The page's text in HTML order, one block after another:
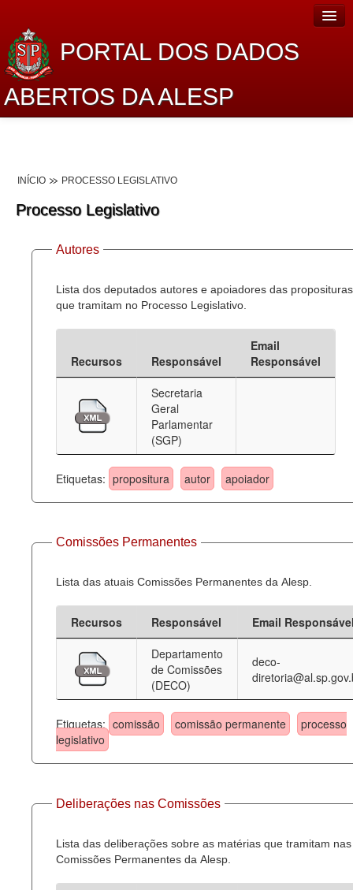
PORTAL DOS DADOS
ABERTOS DA ALESP
Lei de Acesso à Informação
Dados Governamentais Abertos
Planejamento
Catálogo de dados
Deputados Estaduais
Administração
Agenda
Perguntas frequentes
Contato
INÍCIO PROCESSO LEGISLATIVO
Processo Legislativo
Autores
Lista dos deputados autores e apoiadores das proposituras
que tramitam no Processo Legislativo.
Recursos Responsável
Email
Responsável
Secretaria
Geral
Parlamentar
(SGP)
Etiquetas: propositura autor apoiador
Comissões Permanentes
Lista das atuais Comissões Permanentes da Alesp.
Recursos Responsável
Email
Departamento
de Comissões
(DECO)
deco-
Etiquetas: comissão comissão permanente
processo
legislativo
Deliberações nas Comissões
Lista das deliberações sobre as matérias que tramitam nas
Comissões Permanentes da Alesp.